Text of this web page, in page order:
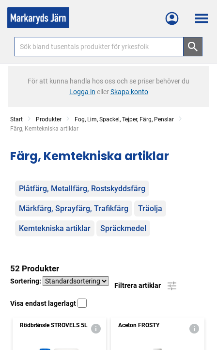
Meny
För att kunna handla hos oss och se priser behöver du
Logga in ellerSkapa konto
Start Produkter
Fog, Lim, Spackel, Tejper, Färg, Penslar
Current:
Färg, Kemtekniska artiklar
Färg, Kemtekniska artiklar
Kategorier
Plåtfärg, Metallfärg, Rostskyddsfärg
Märkfärg, Sprayfärg, Trafikfärg Träolja
Kemtekniska artiklar Spräckmedel
52 Produkter
Sortering:
Filtrera artiklar
Visa endast lagerlagt
Rödbränsle STROVELS 5L Aceton FROSTY